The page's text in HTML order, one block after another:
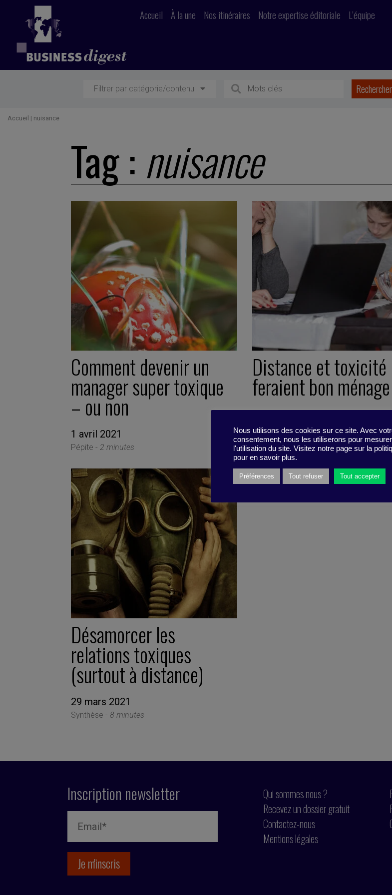
Accueil À la une Nos itinéraires Notre expertise éditoriale L’équipe
Filtrer par catégorie/contenu
Accueil | nuisance
Tag : nuisance
Comment devenir un
manager super toxique
– ou non
1 avril 2021
Pépite - 2 minutes
Distance et toxicité
feraient bon
29 mars 2021
2 minutes
Désamorcer les
relations toxiques
(surtout à distance)
29 mars 2021
Synthèse - 8 minutes
Inscription newsletter
Qui sommes nous ?
Recevez un dossier gratuit
Contactez-nous
Mentions légales
Nous utilisons des cookies sur ce site. Avec
consentement, nous les utiliserons pour
l'utilisation du site. Visitez notre page sur la
pour en savoir plus.
Préférences Tout refuser Tout accepter